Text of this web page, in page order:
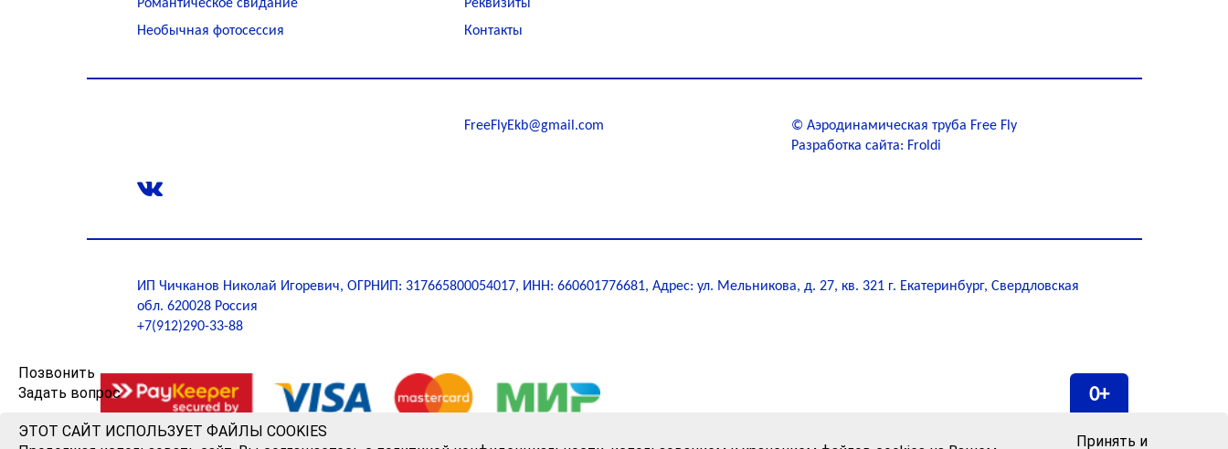
Позвонить
Задать вопрос
ЭТОТ САЙТ ИСПОЛЬЗУЕТ ФАЙЛЫ COOKIES
Принять и
Романтическое свидание
Необычная фотосессия
Реквизиты
Контакты
FreeFlyEkb@gmail.com ©Аэродинамическая труба Free Fly
Разработка сайта: Froldi
ИП Чичканов Николай Игоревич, ОГРНИП: 317665800054017, ИНН: 660601776681, Адрес: ул. Мельникова, д. 27, кв. 321 г. Екатеринбург, Свердловская
обл. 620028 Россия
+7(912)290-33-88
0+